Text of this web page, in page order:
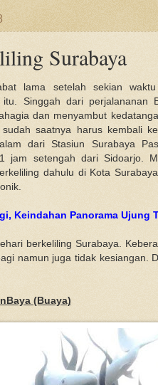
Surabaya
lama setelah sekian
itu. Singgah dari perjalananan
dan menyambut
saatnya harus kembali
dari Stasiun Surabaya
jam setengah dari Sidoarjo.
dahulu di Kota
Keindahan Panorama Ujung
berkeliling Surabaya.
namun juga tidak kesiangan.
(Buaya)